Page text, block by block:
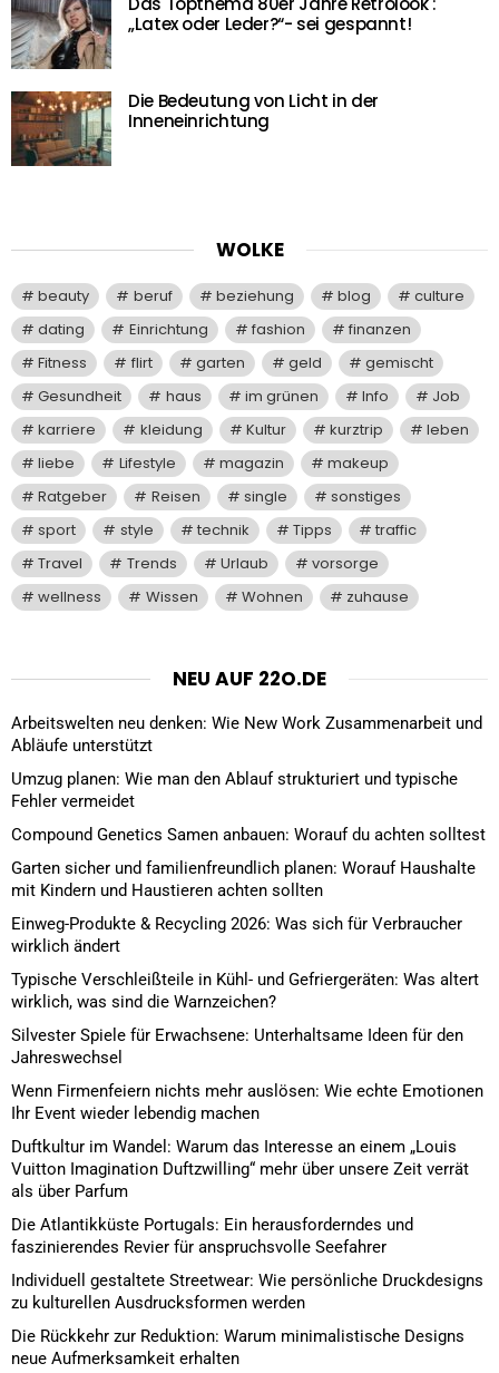
„Latex oder Leder?“- sei gespannt!
Die Bedeutung von Licht in der
Inneneinrichtung
WOLKE
beauty beruf beziehung blog
culture
dating
Einrichtung fashion
finanzen
Fitness
flirt garten geld
gemischt
Gesundheit
haus im grünen Info
Job
karriere
kleidung Kultur kurztrip
leben
liebe
Lifestyle magazin
makeup
Ratgeber
Reisen single
sonstiges
sport
style technik Tipps
traffic
Travel
Trends Urlaub
vorsorge
wellness
Wissen Wohnen zuhause
NEU AUF 22O.DE
Arbeitswelten neu denken: Wie New Work Zusammenarbeit und
Abläufe unterstützt
Umzug planen: Wie man den Ablauf strukturiert und typische
Fehler vermeidet
Compound Genetics Samen anbauen: Worauf du achten solltest
Garten sicher und familienfreundlich planen: Worauf Haushalte
mit Kindern und Haustieren achten sollten
Einweg-Produkte & Recycling 2026: Was sich für Verbraucher
wirklich ändert
Typische Verschleißteile in Kühl- und Gefriergeräten: Was altert
wirklich, was sind die Warnzeichen?
Silvester Spiele für Erwachsene: Unterhaltsame Ideen für den
Jahreswechsel
Wenn Firmenfeiern nichts mehr auslösen: Wie echte Emotionen
Ihr Event wieder lebendig machen
Duftkultur im Wandel: Warum das Interesse an einem „Louis
Vuitton Imagination Duftzwilling“ mehr über unsere Zeit verrät
als über Parfum
Die Atlantikküste Portugals: Ein herausforderndes und
faszinierendes Revier für anspruchsvolle Seefahrer
Individuell gestaltete Streetwear: Wie persönliche Druckdesigns
zu kulturellen Ausdrucksformen werden
Die Rückkehr zur Reduktion: Warum minimalistische Designs
neue Aufmerksamkeit erhalten